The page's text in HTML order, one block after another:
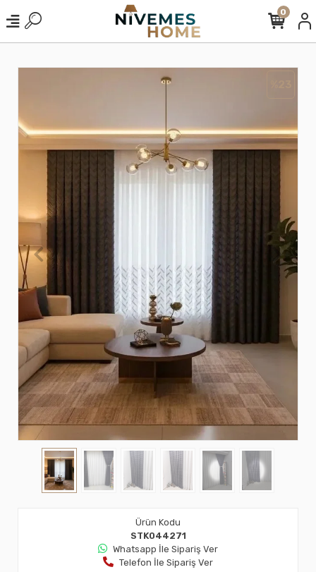
0
Ürün Kodu
STK044271
Whatsapp İle Sipariş Ver
Telefon İle Sipariş Ver